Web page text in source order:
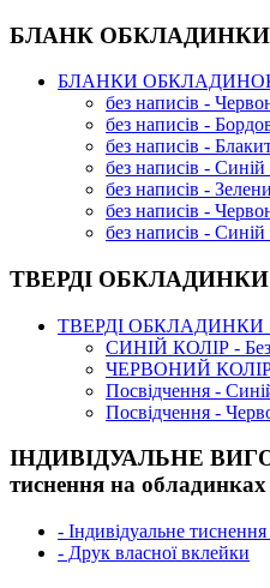
БЛАНК ОБКЛАДИНКИ -
БЛАНКИ
без написів -
без написів -
без написів -
без написів - Синій
без написів -
без написів -
без написів -
ТВЕРДІ ОБКЛАДИНКИ
ТВЕРДІ ОБКЛАДИНКИ
СИНІЙ КОЛІР - Без
ЧЕРВОНИЙ КОЛІР -
Посвідчення -
Посвідчення -
ІНДИВІДУАЛЬНЕ
тиснення на обладинках
- Індивідуальне
- Друк власної вклейки